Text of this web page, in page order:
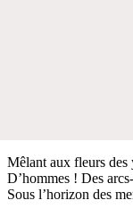
Mêlant aux fleurs des
D’hommes ! Des
Sous l’horizon des